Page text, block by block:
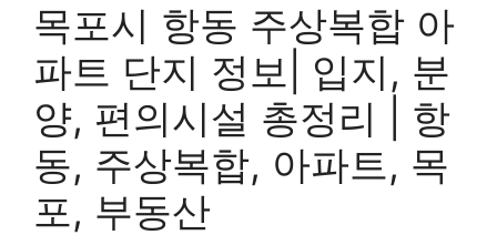
목포시 항동 주상복합 아
파트 단지 정보| 입지, 분
양, 편의시설 총정리 | 항
동, 주상복합, 아파트, 목
포, 부동산